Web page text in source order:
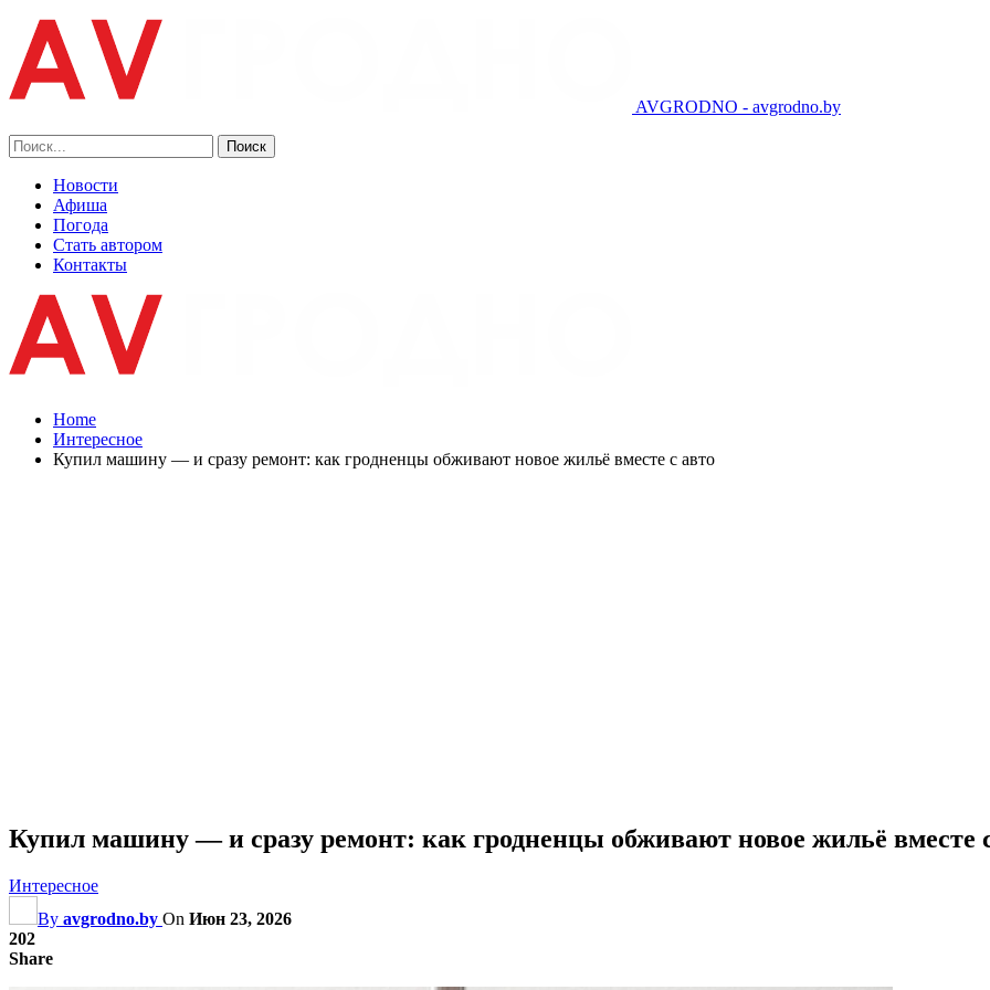
AVGRODNO - avgrodno.by
Новости
Афиша
Погода
Стать автором
Контакты
Home
Интересное
Купил машину — и сразу ремонт: как гродненцы обживают новое жильё вместе с авто
Купил машину — и сразу ремонт: как гродненцы обживают новое жильё вместе
Интересное
By avgrodno.by On Июн 23, 2026
202
Share